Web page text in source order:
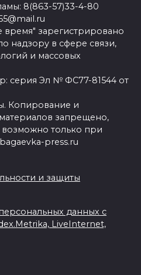
8(863-57)33-4-80
время" зарегистрировано
надзору в сфере связи,
и массовых
серия Эл № ФС77-81544 от
Копирование и
запрещено,
возможно только при
press.ru
и защиты
данных с
LiveInternet,